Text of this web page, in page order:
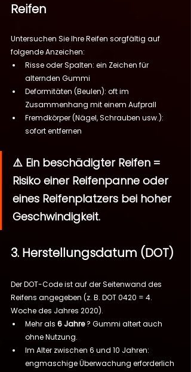
Reifen
Untersuchen Sie Ihre Reifen sorgfältig auf
folgende Anzeichen:
Risse oder Spalten: ein Zeichen für
alternden Gummi
Deformitäten (Beulen): oft im
Zusammenhang mit einem Aufprall
Fremdkörper (Nägel, Schrauben usw.):
sofort entfernen
⚠️ Ein beschädigter Reifen =
Risiko einer Reifenpanne oder
eines Reifenplatzers bei hoher
Geschwindigkeit.
3. Herstellungsdatum (DOT)
Der DOT-Code ist auf der Seitenwand des
Reifens angegeben (z. B. DOT 0420 = 4.
Woche des Jahres 2020).
Mehr als 6 Jahre ? Gummi altert auch
ohne Nutzung.
Im Alter zwischen 6 und 10 Jahren:
engmaschige Überwachung erforderlich